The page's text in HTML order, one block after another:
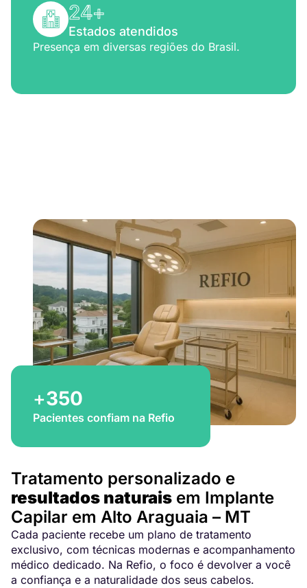
24+
Estados atendidos
Presença em diversas regiões do Brasil.
+350
Pacientes confiam na Refio
Tratamento personalizado e
resultados naturais em Implante
Capilar em Alto Araguaia – MT
Cada paciente recebe um plano de tratamento
exclusivo, com técnicas modernas e acompanhamento
médico dedicado. Na Refio, o foco é devolver a você
a confiança e a naturalidade dos seus cabelos.